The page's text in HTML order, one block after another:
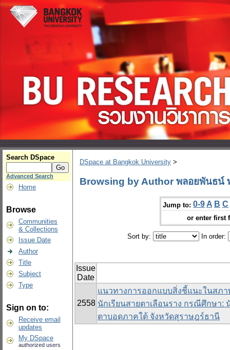
Search DSpace
Advanced Search
Home
Browse
Communities
& Collections
Issue Date
Author
Title
Subject
Type
Sign on to:
Receive email
updates
My DSpace
authorized users
DSpace at Bangkok University >
Browsing by Author พลอยพันธน์
Jump to: 0-9 A B C
or enter first
Sort by: In order:
Issue
Date
2558
แนวทางการออกแบบสิ่งชี้แนะในสภ
นักเรียนสายตาเลือนราง กรณีศึกษา:
ตาบอดภาคใต้ จังหวัดสุราษฎร์ธานี